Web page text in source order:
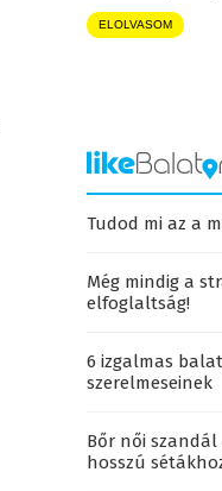
ELOLVASOM
Tudod mi az a
Még mindig a
elfoglaltság!
6 izgalmas
szerelmeseinek
Bőr női
hosszú